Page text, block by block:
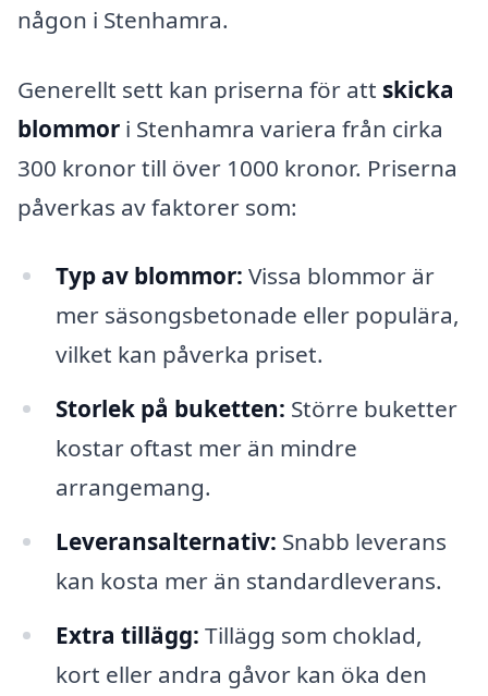
någon i Stenhamra.
Generellt sett kan priserna för att skicka
blommor i Stenhamra variera från cirka
300 kronor till över 1000 kronor. Priserna
påverkas av faktorer som:
Typ av blommor: Vissa blommor är
mer säsongsbetonade eller populära,
vilket kan påverka priset.
Storlek på buketten: Större buketter
kostar oftast mer än mindre
arrangemang.
Leveransalternativ: Snabb leverans
kan kosta mer än standardleverans.
Extra tillägg: Tillägg som choklad,
kort eller andra gåvor kan öka den